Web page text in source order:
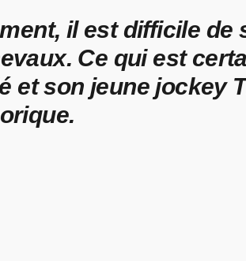
il est difficile de
Ce qui est
et son jeune jockey